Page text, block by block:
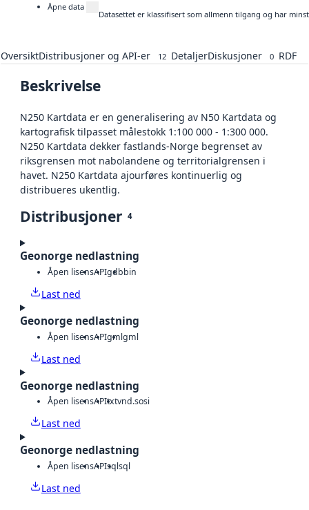
Åpne data
Datasettet er klassifisert som allmenn tilgang og har
OversiktDistribusjoner og API-er 12 DetaljerDiskusjoner 0 RDF
Beskrivelse
N250 Kartdata er en generalisering av N50 Kartdata og
kartografisk tilpasset målestokk 1:100 000 - 1:300 000.
N250 Kartdata dekker fastlands-Norge begrenset av
riksgrensen mot nabolandene og territorialgrensen i
havet. N250 Kartdata ajourføres kontinuerlig og
distribueres ukentlig.
Distribusjoner 4
Geonorge nedlastning
Åpen lisensAPIgdbbin
Last ned
Geonorge nedlastning
Åpen lisensAPIgmlgml
Last ned
Geonorge nedlastning
Åpen lisensAPItxtvnd.sosi
Last ned
Geonorge nedlastning
Åpen lisensAPIsqlsql
Last ned